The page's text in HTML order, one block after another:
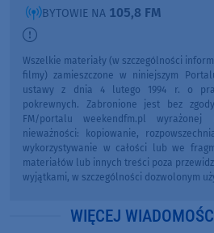
BYTOWIE NA 105,8 FM
Wszelkie materiały (w szczególności
filmy) zamieszczone w niniejszym
ustawy z dnia 4 lutego 1994 r. o
pokrewnych. Zabronione jest bez
FM/portalu weekendfm.pl
nieważności: kopiowanie,
wykorzystywanie w całości lub we
materiałów lub innych treści poza
wyjątkami, w szczególności dozwolonym
WIĘCEJ